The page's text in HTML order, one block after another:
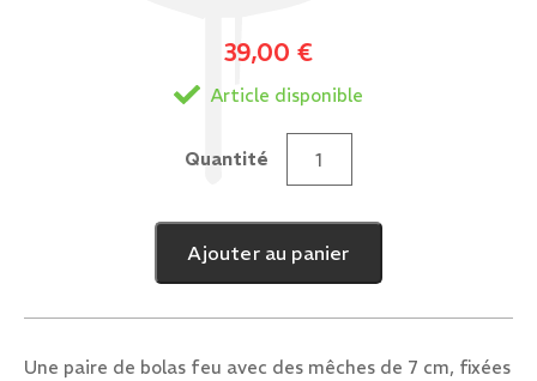
39,00 €
Article disponible
Quantitéquantité
Bolas
Feu
Poseidon
7
Ajouter au panier
Une paire de bolas feu avec des mêches de 7 cm, fixées